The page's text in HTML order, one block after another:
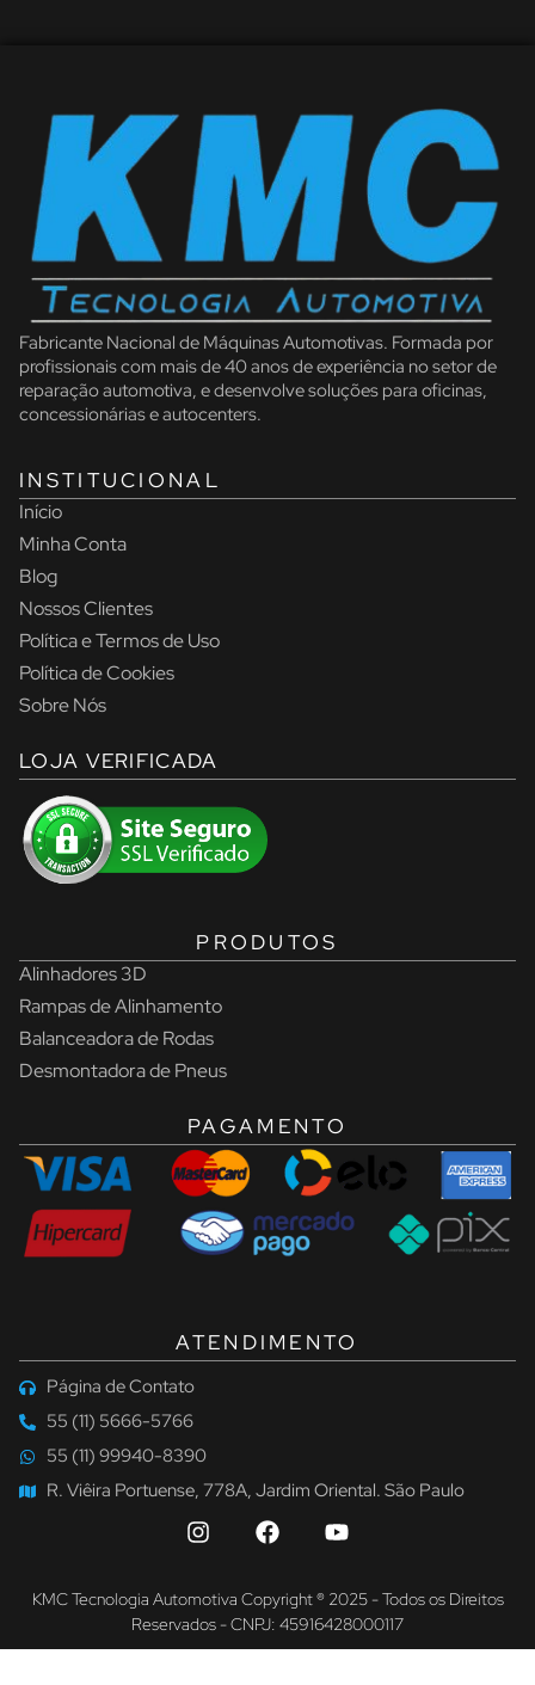
Fabricante Nacional de Máquinas Automotivas. Formada por
profissionais com mais de 40 anos de experiência no setor de
reparação automotiva, e desenvolve soluções para oficinas,
concessionárias e autocenters.
INSTITUCIONAL
Início
Minha Conta
Blog
Nossos Clientes
Política e Termos de Uso
Política de Cookies
Sobre Nós
LOJA VERIFICADA
PRODUTOS
Alinhadores 3D
Rampas de Alinhamento
Balanceadora de Rodas
Desmontadora de Pneus
PAGAMENTO
ATENDIMENTO
Página de Contato
55 (11) 5666-5766
55 (11) 99940-8390
R. Viêira Portuense, 778A, Jardim Oriental. São Paulo
KMC Tecnologia Automotiva Copyright ® 2025 - Todos os Direitos
Reservados - CNPJ: 45916428000117